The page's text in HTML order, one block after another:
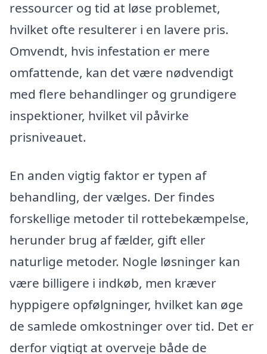
ressourcer og tid at løse problemet,
hvilket ofte resulterer i en lavere pris.
Omvendt, hvis infestation er mere
omfattende, kan det være nødvendigt
med flere behandlinger og grundigere
inspektioner, hvilket vil påvirke
prisniveauet.
En anden vigtig faktor er typen af
behandling, der vælges. Der findes
forskellige metoder til rottebekæmpelse,
herunder brug af fælder, gift eller
naturlige metoder. Nogle løsninger kan
være billigere i indkøb, men kræver
hyppigere opfølgninger, hvilket kan øge
de samlede omkostninger over tid. Det er
derfor vigtigt at overveje både de